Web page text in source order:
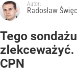
Autor:
Radosław
Tego
CPN